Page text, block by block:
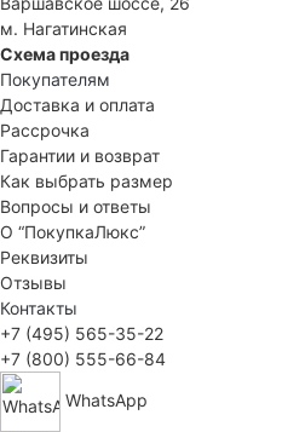
м. Нагатинская
Схема проезда
Покупателям
Доставка и оплата
Рассрочка
Гарантии и возврат
Как выбрать размер
Вопросы и ответы
О “ПокупкаЛюкс”
Реквизиты
Отзывы
Контакты
+7 (495) 565-35-22
+7 (800) 555-66-84
WhatsApp